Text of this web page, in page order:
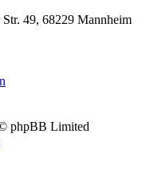
49, 68229 Mannheim
phpBB Limited